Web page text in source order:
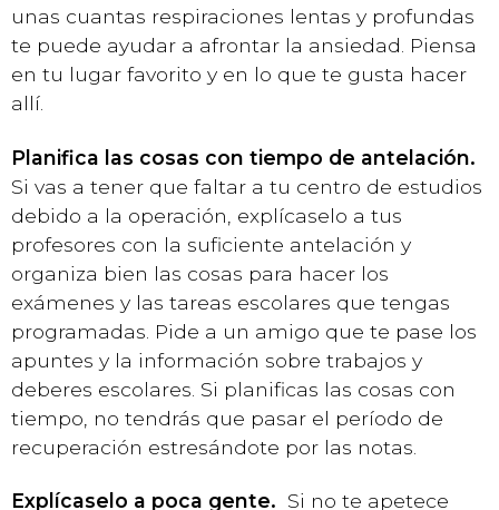
unas cuantas respiraciones lentas y profundas
te puede ayudar a afrontar la ansiedad. Piensa
en tu lugar favorito y en lo que te gusta hacer
allí.
Planifica las cosas con tiempo de antelación.
Si vas a tener que faltar a tu centro de estudios
debido a la operación, explícaselo a tus
profesores con la suficiente antelación y
organiza bien las cosas para hacer los
exámenes y las tareas escolares que tengas
programadas. Pide a un amigo que te pase los
apuntes y la información sobre trabajos y
deberes escolares. Si planificas las cosas con
tiempo, no tendrás que pasar el período de
recuperación estresándote por las notas.
Explícaselo a poca gente. Si no te apetece